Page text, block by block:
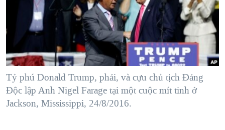
NGƯỜI VIỆT HẢI NGOẠI
ĐỜI SỐNG
KHOA HỌC
SỨC KHOẺ
VĂN HOÁ
HÀNH TRÌNH BẦU CỬ 2024
MỘT NĂM CHIẾN TRANH TẠI DẢI GAZA
GIẢI MÃ VÀNH ĐAI & CON ĐƯỜNG
NGÀY TỊ NẠN THẾ GIỚI
TRỊNH VĨNH BÌNH - NGƯỜI HẠ 'BÊN THẮNG CUỘC'
GROUND ZERO – XƯA VÀ NAY
NGHE
MẠNG XÃ HỘI
Ngôn ngữ khác
Tỷ phú Donald Trump, phải, và cựu chủ tịch Đảng
Độc lập Anh Nigel Farage tại một cuộc mít tinh ở
Jackson, Mississippi, 24/8/2016.